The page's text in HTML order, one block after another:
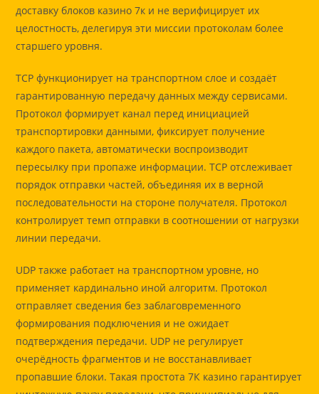
доставку блоков казино 7к и не верифицирует их
целостность, делегируя эти миссии протоколам более
старшего уровня.
TCP функционирует на транспортном слое и создаёт
гарантированную передачу данных между сервисами.
Протокол формирует канал перед инициацией
транспортировки данными, фиксирует получение
каждого пакета, автоматически воспроизводит
пересылку при пропаже информации. TCP отслеживает
порядок отправки частей, объединяя их в верной
последовательности на стороне получателя. Протокол
контролирует темп отправки в соотношении от нагрузки
линии передачи.
UDP также работает на транспортном уровне, но
применяет кардинально иной алгоритм. Протокол
отправляет сведения без заблаговременного
формирования подключения и не ожидает
подтверждения передачи. UDP не регулирует
очерёдность фрагментов и не восстанавливает
пропавшие блоки. Такая простота 7К казино гарантирует